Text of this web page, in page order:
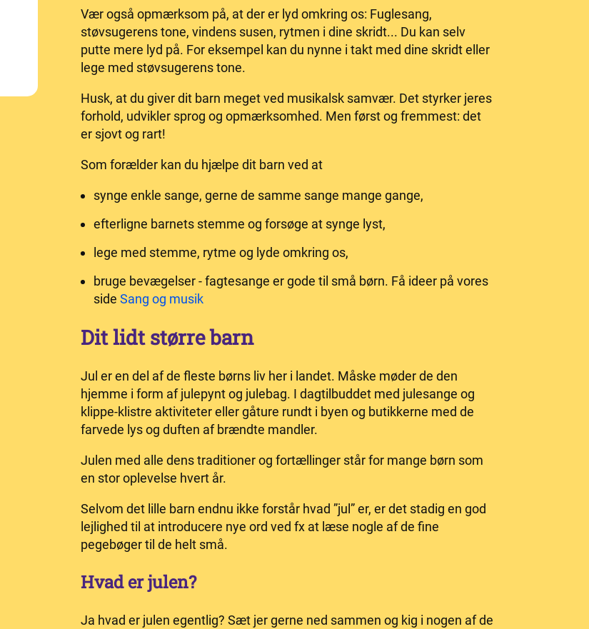
Vær også opmærksom på, at der er lyd omkring os: Fuglesang,
støvsugerens tone, vindens susen, rytmen i dine skridt... Du kan selv
putte mere lyd på. For eksempel kan du nynne i takt med dine skridt eller
lege med støvsugerens tone.
Husk, at du giver dit barn meget ved musikalsk samvær. Det styrker jeres
forhold, udvikler sprog og opmærksomhed. Men først og fremmest: det
er sjovt og rart!
Som forælder kan du hjælpe dit barn ved at
synge enkle sange, gerne de samme sange mange gange,
efterligne barnets stemme og forsøge at synge lyst,
lege med stemme, rytme og lyde omkring os,
bruge bevægelser - fagtesange er gode til små børn. Få ideer på vores
side Sang og musik
Dit lidt større barn
Jul er en del af de fleste børns liv her i landet. Måske møder de den
hjemme i form af julepynt og julebag. I dagtilbuddet med julesange og
klippe-klistre aktiviteter eller gåture rundt i byen og butikkerne med de
farvede lys og duften af brændte mandler.
Julen med alle dens traditioner og fortællinger står for mange børn som
en stor oplevelse hvert år.
Selvom det lille barn endnu ikke forstår hvad ”jul” er, er det stadig en god
lejlighed til at introducere nye ord ved fx at læse nogle af de fine
pegebøger til de helt små.
Hvad er julen?
Ja hvad er julen egentlig? Sæt jer gerne ned sammen og kig i nogen af de